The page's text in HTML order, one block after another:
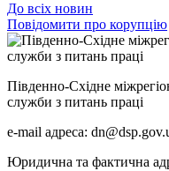
До всіх новин
Повідомити про корупцію
Південно-Східне
служби з питань праці
e-mail адреса:
Юридична та фактична